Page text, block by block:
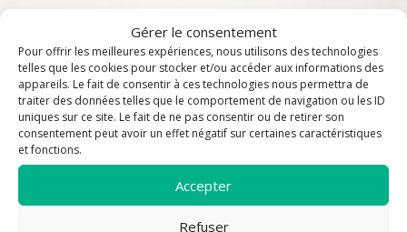
Gérer le consentement
Pour offrir les meilleures expériences, nous utilisons des technologies
telles que les cookies pour stocker et/ou accéder aux informations des
appareils. Le fait de consentir à ces technologies nous permettra de
traiter des données telles que le comportement de navigation ou les ID
uniques sur ce site. Le fait de ne pas consentir ou de retirer son
consentement peut avoir un effet négatif sur certaines caractéristiques
et fonctions.
Accepter
Refuser